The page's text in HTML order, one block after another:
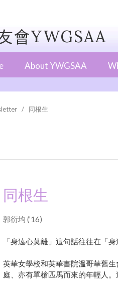
會YWGSAA
About YWGSAA
同根生
同根生
郭衍均 (’16)
「身遠心莫離」這句話往往在「身
英華女學校和英華書院溫哥華舊
庭、亦有單槍匹馬而來的年輕人